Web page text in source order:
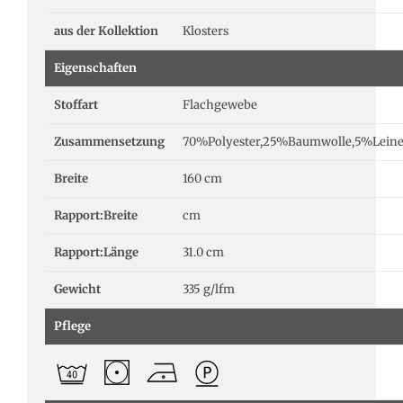
aus der Kollektion Klosters
Eigenschaften
Stoffart Flachgewebe
Zusammensetzung
Breite 160 cm
Rapport:Breite cm
Rapport:Länge 31.0 cm
Gewicht 335 g/lfm
Pflege